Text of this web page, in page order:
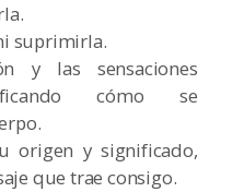
.
suprimirla.
y las sensaciones
cómo se
origen y significado,
que trae consigo.